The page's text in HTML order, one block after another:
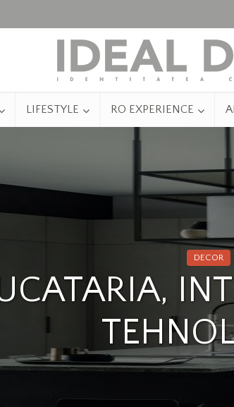
LIFESTYLE RO EXPERIENCE
DECOR